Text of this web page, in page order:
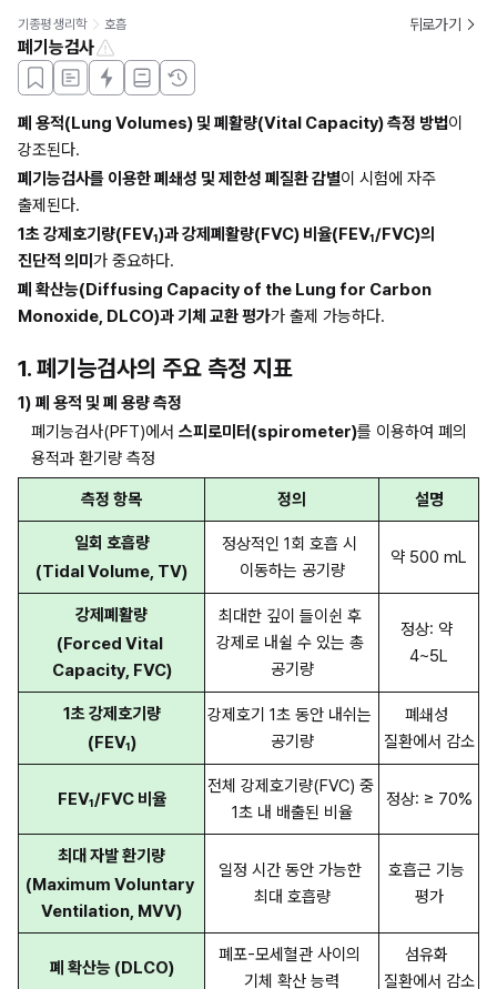
기종평 생리학 호흡 뒤로가기
폐기능검사
폐 용적(Lung Volumes) 및 폐활량(Vital Capacity) 측정 방법이
강조된다.
폐기능검사를 이용한 폐쇄성 및 제한성 폐질환 감별이 시험에 자주
출제된다.
1초 강제호기량(FEV₁)과 강제폐활량(FVC) 비율(FEV₁/FVC)의
진단적 의미 가 중요하다.
폐 확산능(Diffusing Capacity of the Lung for Carbon
Monoxide, DLCO)과 기체 교환 평가가 출제 가능하다.
1. 폐기능검사의 주요 측정 지표
1) 폐 용적 및 폐 용량 측정
폐기능검사(PFT)에서 스피로미터(spirometer)를 이용하여 폐의
용적과 환기량 측정
측정 항목 정의 설명
일회 호흡량
(Tidal Volume, TV)
정상적인 1회 호흡 시
이동하는 공기량
약 500 mL
강제폐활량
(Forced Vital
Capacity, FVC)
최대한 깊이 들이쉰 후
강제로 내쉴 수 있는 총
공기량
정상: 약
4~5L
1초 강제호기량
(FEV₁)
강제호기 1초 동안 내쉬는
공기량
폐쇄성
질환에서 감소
FEV₁/FVC 비율
전체 강제호기량(FVC) 중
1초 내 배출된 비율
정상: ≥ 70%
최대 자발 환기량
(Maximum Voluntary
Ventilation, MVV)
일정 시간 동안 가능한
최대 호흡량
호흡근 기능
평가
폐 확산능 (DLCO)
폐포-모세혈관 사이의
기체 확산 능력
섬유화
질환에서 감소